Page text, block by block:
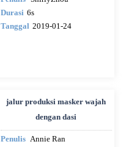
Durasi 6s
Tanggal 2019-01-24
jalur produksi masker wajah
dengan dasi
Penulis Annie Ran